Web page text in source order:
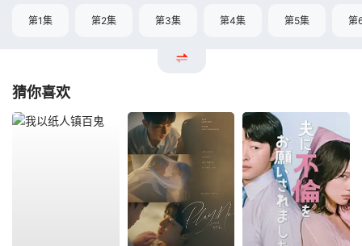
第1集 第2集 第3集 第4集 第5集 第
猜你喜欢